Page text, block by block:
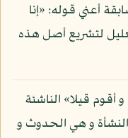
أعني قوله: «إنا
لتشريع أصل هذه
قيلا» الناشئة
و هي الحدوث و